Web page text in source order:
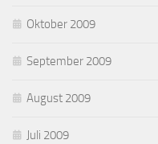
Oktober 2009
September 2009
August 2009
Juli 2009